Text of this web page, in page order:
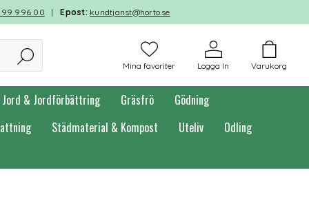
996 00 |Epost: kundtjanst@horto.se
Varukorg
Logga In
Mina favoriter
Jord & Jordförbättring Gräsfrö
Gödning
Städmaterial & Kompost Uteliv Odling